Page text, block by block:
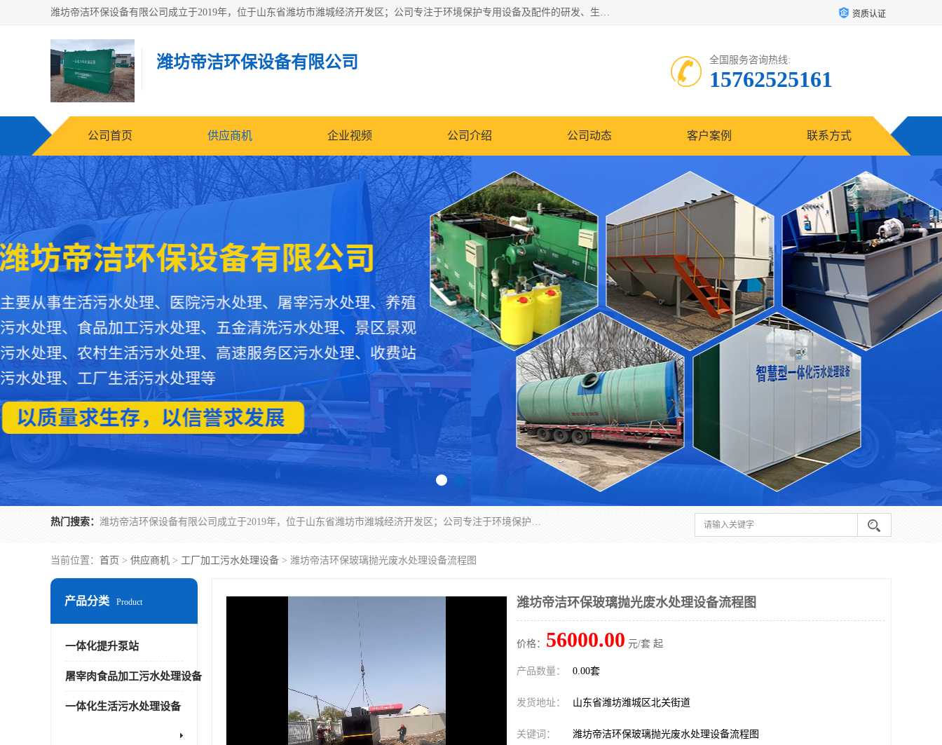
潍坊帝洁环保设备有限公司成立于2019年，位于山东省潍坊市潍城经济开发区；公司专注于环境保护专用设备及配件的研发、生产、安装与销售，同时涉及医用消毒设备、机电设备和仪器仪表的销售。此外，公司提供环保工程施工、环保技术研发与转让、技术服务以及环境工程专项设计服务，致力于为客户提供全面的环保解决方案，助力绿色可持续发展。 资质认证
潍坊帝洁环保设备有限公司 全国服务咨询热线:
15762525161
公司首页 供应商机 企业视频 公司介绍 公司动态 客户案例 联系方式
热门搜索： 潍坊帝洁环保设备有限公司成立于2019年，位于山东省潍坊市潍城经济开发区；公司专注于环境保护专用设备及配件的研发、生产、安装与销售，同时涉及医用消毒设备、机电设备和仪器仪表的销售。此外，公司提供环保工程施工、环保技术研发与转让、技术服务以及环境工程专项设计服务，致力于为客户提供全面的环保解决方案，助力绿色可持续发展。
当前位置： 首页 > 供应商机 > 工厂加工污水处理设备 > 潍坊帝洁环保玻璃抛光废水处理设备流程图
产品分类 Product
一体化提升泵站
屠宰肉食品加工污水处理设备
一体化生活污水处理设备
潍坊帝洁环保玻璃抛光废水处理设备流程图
价格： 56000.00 元/套 起
产品数量： 0.00套
发货地址： 山东省潍坊潍城区北关街道
关键词： 潍坊帝洁环保玻璃抛光废水处理设备流程图